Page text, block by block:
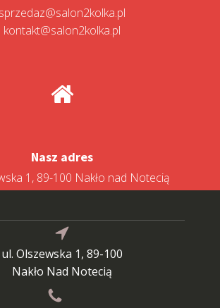
sprzedaz@salon2kolka.pl
kontakt@salon2kolka.pl
Nasz adres
1, 89-100 Nakło nad Notecią
ul. Olszewska 1, 89-100
Nakło Nad Notecią